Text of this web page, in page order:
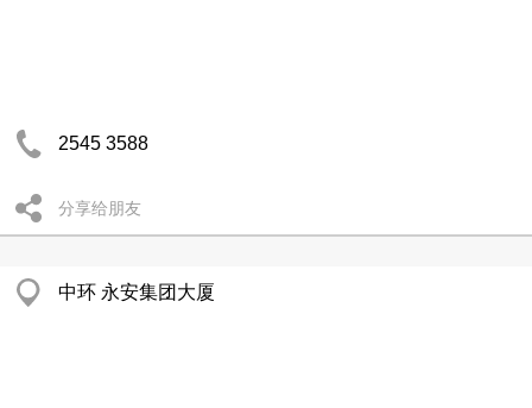
2545 3588
分享给朋友
中环 永安集团大厦